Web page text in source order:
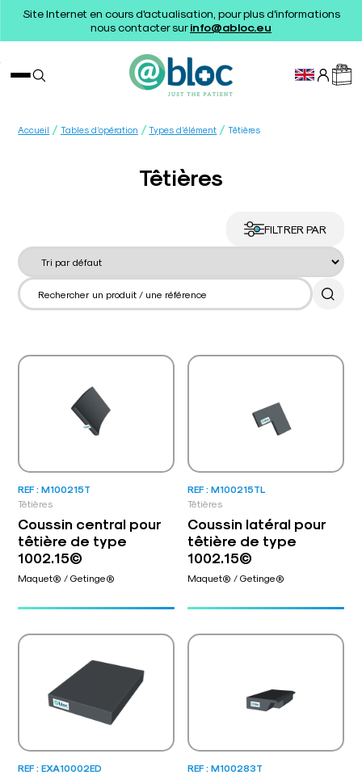
Site Internet en cours d'actualisation, pour plus d'informations
nous contacter surinfo@abloc.eu
Accueil / Tables d’opération / Types d’élément / Têtières
Têtières
FILTRER PAR
Têtières
REF : M100215T
Coussin central pour
têtière de type
1002.15©
Maquet® / Getinge®
Têtières
REF : M100215TL
Coussin latéral pour
têtière de type
1002.15©
Maquet® / Getinge®
REF : EXA10002ED REF : M100283T